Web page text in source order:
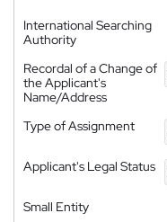
International Searching
Authority
Recordal of a Change of
the Applicant's
Name/Address
Type of Assignment
Applicant's Legal Status
Small Entity